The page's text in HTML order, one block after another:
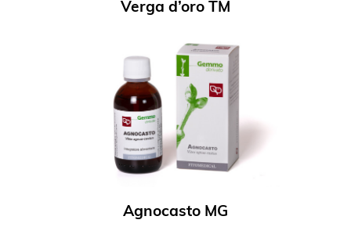
Verga d’oro TM
Agnocasto MG